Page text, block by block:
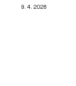
9. 4. 2026